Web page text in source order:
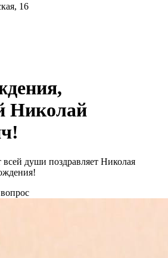
16
Николай
души поздравляет Николая